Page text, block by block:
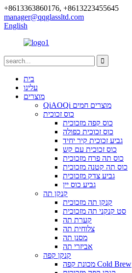
+8613363860176, +8613223455645
manager@qqglassltd.com
English
בית
עלינו
מוצרים
QiAOQi מוצרים חמים
כוס זכוכית
כוס קפה מזכוכית
כוס זכוכית כפולה
גביע זכוכית קיר יחיד
כוס זכוכית עם קש
כוס תה פרח מזכוכית
כוס תה קטנה מזכוכית
גביע צדק מזכוכית
גביע כוס יין
קנקן תה
קנקן תה מזכוכית
סט קנקני תה מזכוכית
קערת תה
צלוחית תה
מסנן תה
אביזרי תה
קנקן קפה
מכונת קפה Cold Brew